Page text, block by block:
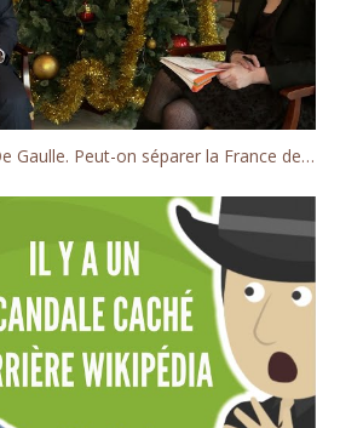
Entretien avec Pierre De Gaulle. Peut-on séparer la France de la Russie?